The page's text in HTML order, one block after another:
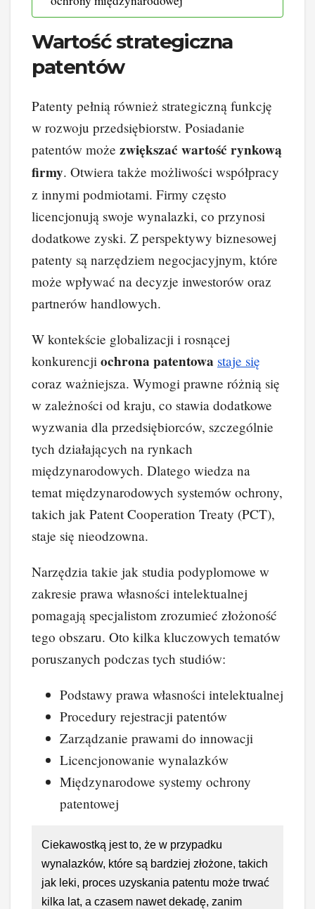
Wartość strategiczna
patentów
Patenty pełnią również strategiczną funkcję
w rozwoju przedsiębiorstw. Posiadanie
patentów może zwiększać wartość rynkową
firmy. Otwiera także możliwości współpracy
z innymi podmiotami. Firmy często
licencjonują swoje wynalazki, co przynosi
dodatkowe zyski. Z perspektywy biznesowej
patenty są narzędziem negocjacyjnym, które
może wpływać na decyzje inwestorów oraz
partnerów handlowych.
W kontekście globalizacji i rosnącej
konkurencji ochrona patentowa staje się
coraz ważniejsza. Wymogi prawne różnią się
w zależności od kraju, co stawia dodatkowe
wyzwania dla przedsiębiorców, szczególnie
tych działających na rynkach
międzynarodowych. Dlatego wiedza na
temat międzynarodowych systemów ochrony,
takich jak Patent Cooperation Treaty (PCT),
staje się nieodzowna.
Narzędzia takie jak studia podyplomowe w
zakresie prawa własności intelektualnej
pomagają specjalistom zrozumieć złożoność
tego obszaru. Oto kilka kluczowych tematów
poruszanych podczas tych studiów:
Podstawy prawa własności intelektualnej
Procedury rejestracji patentów
Zarządzanie prawami do innowacji
Licencjonowanie wynalazków
Międzynarodowe systemy ochrony
patentowej
Ciekawostką jest to, że w przypadku
wynalazków, które są bardziej złożone, takich
jak leki, proces uzyskania patentu może trwać
kilka lat, a czasem nawet dekadę, zanim